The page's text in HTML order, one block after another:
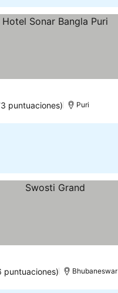
puntuaciones) Puri
puntuaciones) Bhubaneswar